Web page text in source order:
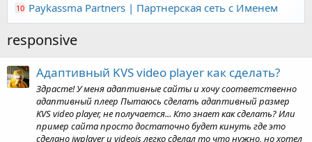
10 Paykassma Partners | Партнерская сеть с Именем
responsive
Адаптивный KVS video player как сделать?
Здрасте! У меня адаптивные сайты и хочу соответственно
адаптивный плеер Пытаюсь сделать адаптивный размер
KVS video player, не получается... Кто знает как сделать? Или
пример сайта просто достаточно будет кинуть где это
сделано jwplayer и videojs легко сделал то что нужно, но хотел